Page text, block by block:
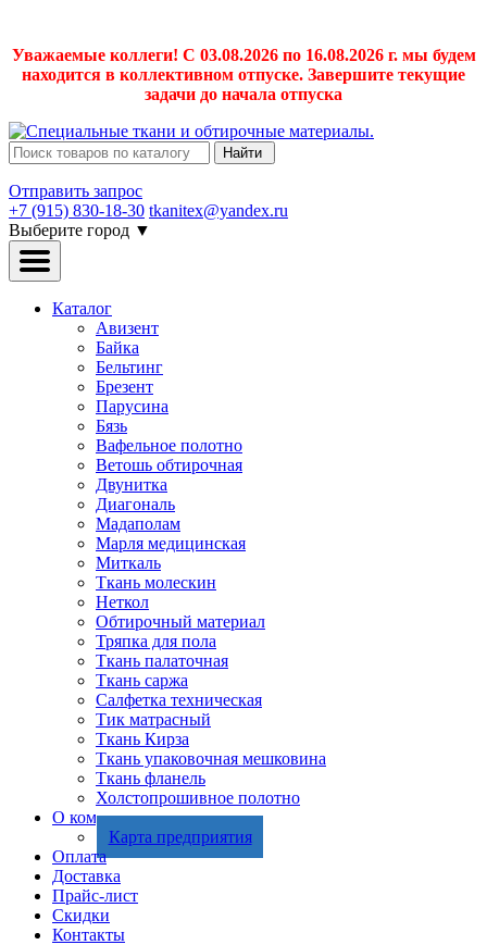
Уважаемые коллеги! С 03.08.2026 по 16.08.2026 г. мы будем
находится в коллективном отпуске. Завершите текущие
задачи до начала отпуска
Найти
Отправить запрос
+7 (915) 830-18-30 tkanitex@yandex.ru
Выберите город ▼
Каталог
Авизент
Байка
Бельтинг
Брезент
Парусина
Бязь
Вафельное полотно
Ветошь обтирочная
Двунитка
Диагональ
Мадаполам
Марля медицинская
Миткаль
Ткань молескин
Неткол
Обтирочный материал
Тряпка для пола
Ткань палаточная
Ткань саржа
Салфетка техническая
Тик матрасный
Ткань Кирза
Ткань упаковочная мешковина
Ткань фланель
Холстопрошивное полотно
О компании
Карта предприятия
Оплата
Доставка
Прайс-лист
Скидки
Контакты